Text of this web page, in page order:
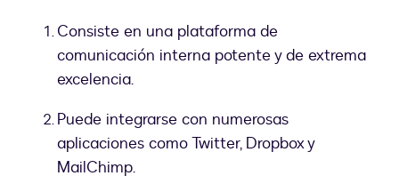
Consiste en una plataforma de
comunicación interna potente y de extrema
excelencia.
Puede integrarse con numerosas
aplicaciones como Twitter, Dropbox y
MailChimp.